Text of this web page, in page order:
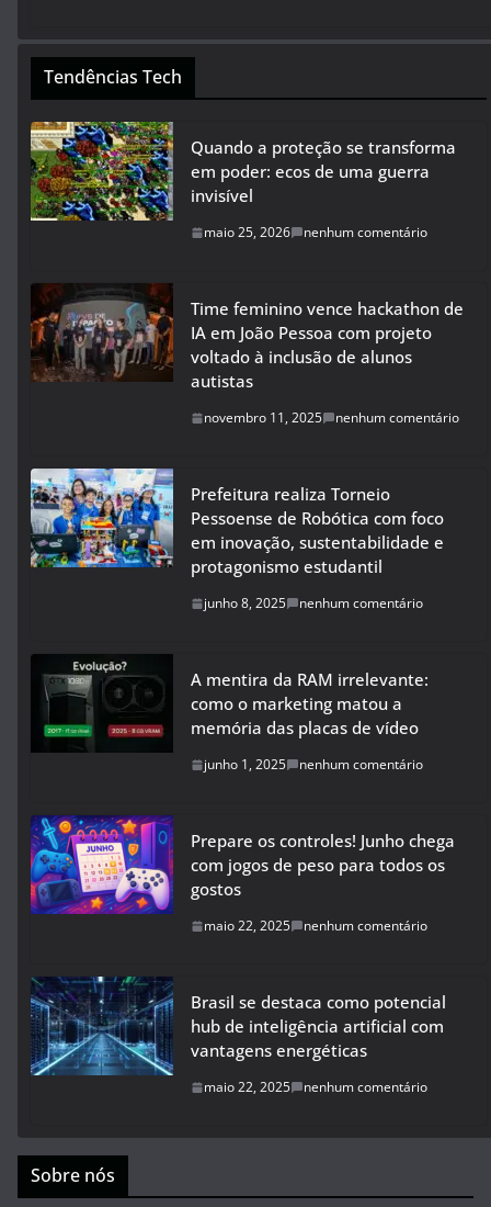
Tendências Tech
Quando a proteção se transforma
em poder: ecos de uma guerra
invisível
maio 25, 2026 nenhum comentário
Time feminino vence hackathon de
IA em João Pessoa com projeto
voltado à inclusão de alunos
autistas
novembro 11, 2025 nenhum comentário
Prefeitura realiza Torneio
Pessoense de Robótica com foco
em inovação, sustentabilidade e
protagonismo estudantil
junho 8, 2025 nenhum comentário
A mentira da RAM irrelevante:
como o marketing matou a
memória das placas de vídeo
junho 1, 2025 nenhum comentário
Prepare os controles! Junho chega
com jogos de peso para todos os
gostos
maio 22, 2025 nenhum comentário
Brasil se destaca como potencial
hub de inteligência artificial com
vantagens energéticas
maio 22, 2025 nenhum comentário
Sobre nós